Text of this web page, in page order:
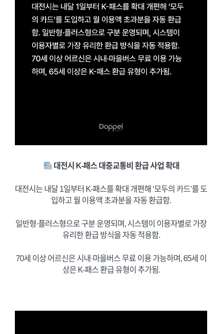
대전시 K-패스 대중교통비 환급 사업 확대
대전시는 내달 1일부터 K-패스를 확대 개편해 ‘모두의 카드’를 도
입하고 월 이용액 초과분을 자동 환급함.
일반형·플러스형으로 구분 운영되며, 시스템이 이용자별로 가장
유리한 환급 방식을 자동 적용함.
70세 이상 어르신은 시내·마을버스 무료 이용 가능하며, 65세 이
상은 K-패스 환급 유형이 추가됨.